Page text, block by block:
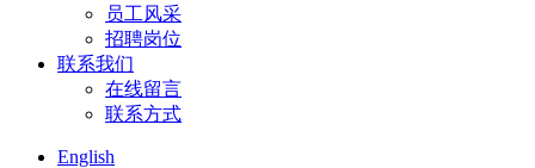
员工风采
招聘岗位
联系我们
在线留言
联系方式
English